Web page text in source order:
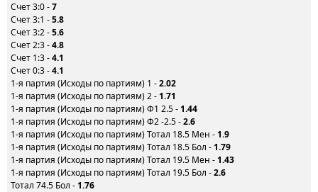
Счет 3:0 -7
Счет 3:1 -5.8
Счет 3:2 -5.6
Счет 2:3 -4.8
Счет 1:3 -4.1
Счет 0:3 -4.1
1-я партия (Исходы по партиям) 1 -2.02
1-я партия (Исходы по партиям) 2 - 1.71
1-я партия (Исходы по партиям) Ф1 2.5 - 1.44
1-я партия (Исходы по партиям) Ф2 -2.5 -2.6
1-я партия (Исходы по партиям) Тотал 18.5 Мен - 1.9
1-я партия (Исходы по партиям) Тотал 18.5 Бол - 1.79
1-я партия (Исходы по партиям) Тотал 19.5 Мен - 1.43
1-я партия (Исходы по партиям) Тотал 19.5 Бол -2.6
Тотал 74.5 Бол - 1.76